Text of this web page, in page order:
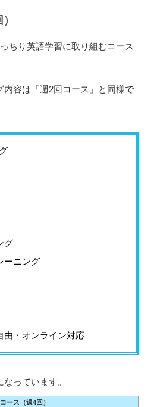
ちり英語学習に取り組むコース
内容は「週2回コース」と同様で
グ
ーニング
由・オンライン対応
っています。
ース（週4回）